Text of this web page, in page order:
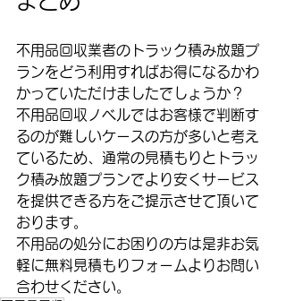
不用品回収業者のトラック積み放題プ
ランをどう利用すればお得になるかわ
かっていただけましたでしょうか？
不用品回収ノベルではお客様で判断す
るのが難しいケースの方が多いと考え
ているため、通常の見積もりとトラッ
ク積み放題プランでより安くサービス
を提供できる方をご提示させて頂いて
おります。
不用品の処分にお困りの方は是非お気
軽に無料見積もりフォームよりお問い
合わせください。